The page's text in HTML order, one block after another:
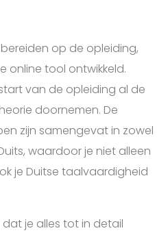
op de opleiding,
online tool ontwikkeld.
van de opleiding al de
doornemen. De
zijn samengevat in zowel
waardoor je niet alleen
je Duitse taalvaardigheid
je alles tot in detail